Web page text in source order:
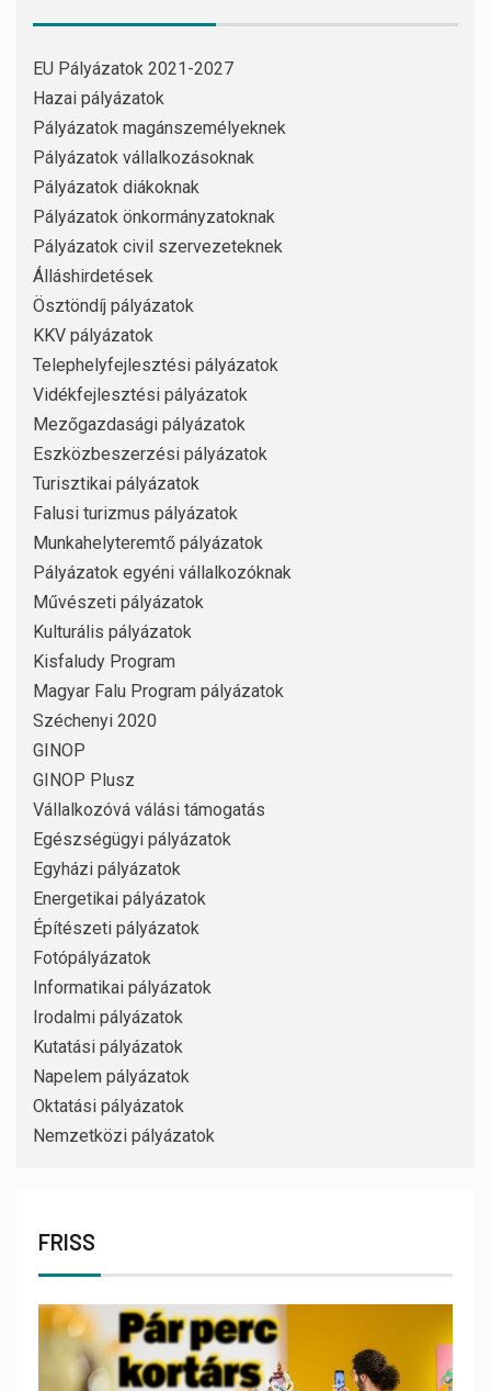
EU Pályázatok 2021-2027
Hazai pályázatok
Pályázatok magánszemélyeknek
Pályázatok vállalkozásoknak
Pályázatok diákoknak
Pályázatok önkormányzatoknak
Pályázatok civil szervezeteknek
Álláshirdetések
Ösztöndíj pályázatok
KKV pályázatok
Telephelyfejlesztési pályázatok
Vidékfejlesztési pályázatok
Mezőgazdasági pályázatok
Eszközbeszerzési pályázatok
Turisztikai pályázatok
Falusi turizmus pályázatok
Munkahelyteremtő pályázatok
Pályázatok egyéni vállalkozóknak
Művészeti pályázatok
Kulturális pályázatok
Kisfaludy Program
Magyar Falu Program pályázatok
Széchenyi 2020
GINOP
GINOP Plusz
Vállalkozóvá válási támogatás
Egészségügyi pályázatok
Egyházi pályázatok
Energetikai pályázatok
Építészeti pályázatok
Fotópályázatok
Informatikai pályázatok
Irodalmi pályázatok
Kutatási pályázatok
Napelem pályázatok
Oktatási pályázatok
Nemzetközi pályázatok
FRISS